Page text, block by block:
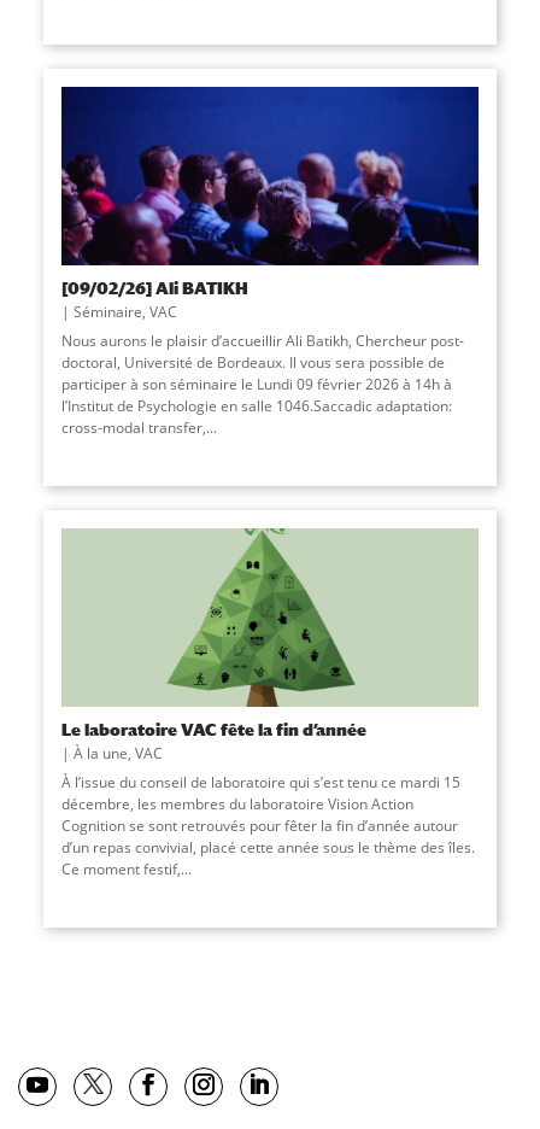
[09/02/26] Ali BATIKH
Séminaire, VAC
Nous aurons le plaisir d’accueillir Ali Batikh, Chercheur post-
doctoral, Université de Bordeaux. Il vous sera possible de
participer à son séminaire le Lundi 09 février 2026 à 14h à
l’Institut de Psychologie en salle 1046.Saccadic adaptation:
cross-modal transfer,...
Le laboratoire VAC fête la fin d’année
À la une, VAC
À l’issue du conseil de laboratoire qui s’est tenu ce mardi 15
décembre, les membres du laboratoire Vision Action
Cognition se sont retrouvés pour fêter la fin d’année autour
d’un repas convivial, placé cette année sous le thème des îles.
Ce moment festif,...